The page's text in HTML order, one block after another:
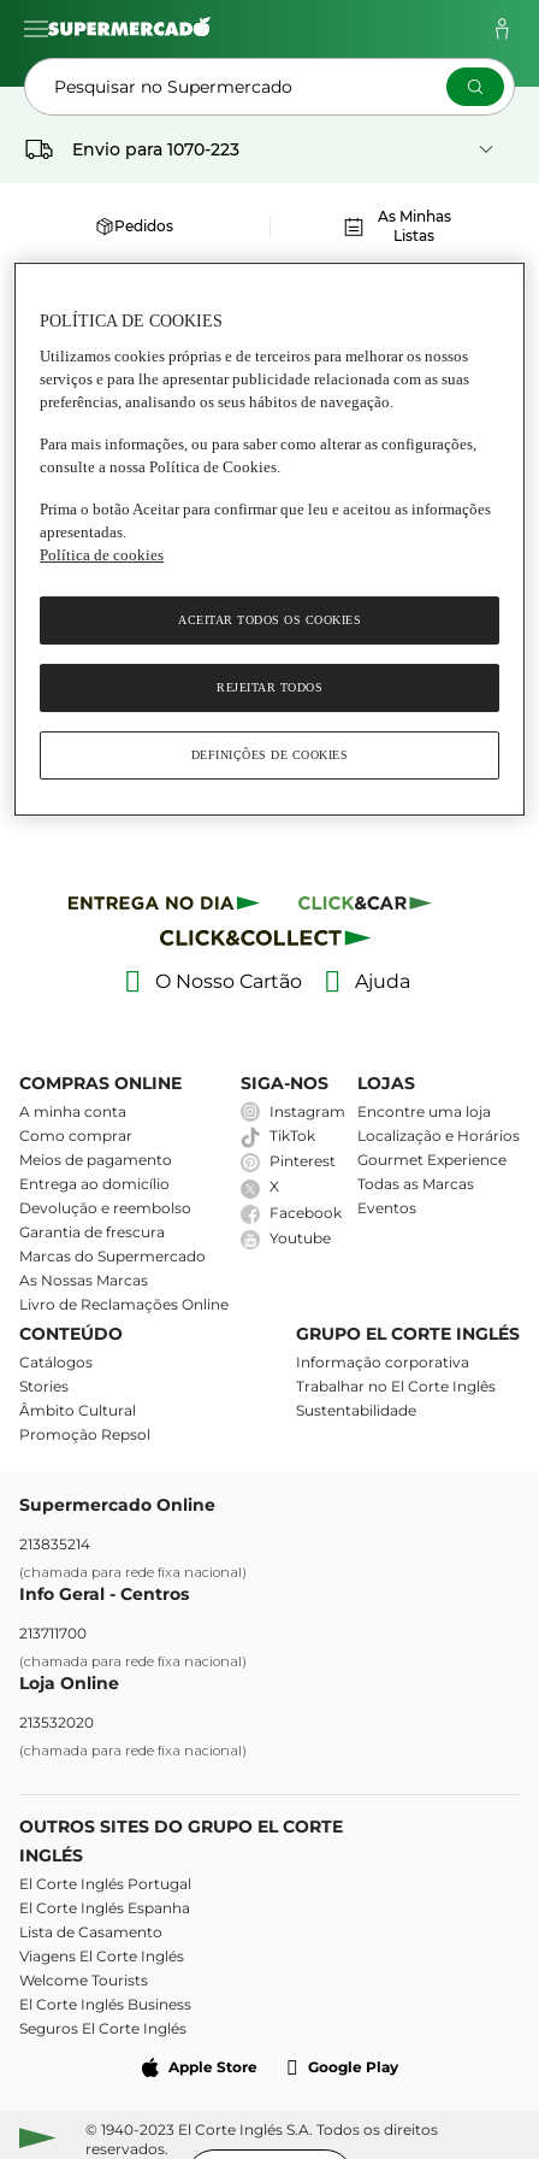
Pesquisar no Supermercado
Envio para 1070-223
Pedidos
As Minhas
Listas
Adicionar
12,05 €
Garrafa
O Nosso Cartão Ajuda
COMPRAS ONLINE
A minha conta
Como comprar
Meios de pagamento
Entrega ao domicílio
Devolução e reembolso
Garantia de frescura
Marcas do Supermercado
As Nossas Marcas
Livro de Reclamações Online
SIGA-NOS
Instagram
TikTok
Pinterest
X
Facebook
Youtube
LOJAS
Encontre uma loja
Localização e Horários
Gourmet Experience
Todas as Marcas
Eventos
CONTEÚDO
Catálogos
Stories
Âmbito Cultural
Promoção Repsol
GRUPO EL CORTE INGLÉS
Informação corporativa
Trabalhar no El Corte Inglês
Sustentabilidade
Supermercado Online
213835214
(chamada para rede fixa nacional)
Info Geral - Centros
213711700
(chamada para rede fixa nacional)
Loja Online
213532020
(chamada para rede fixa nacional)
OUTROS SITES DO GRUPO EL CORTE
INGLÉS
El Corte Inglés Portugal
El Corte Inglés Espanha
Lista de Casamento
Viagens El Corte Inglés
Welcome Tourists
El Corte Inglés Business
Seguros El Corte Inglés
Apple Store Google Play
© 1940-2023 El Corte Inglés S.A. Todos os direitos
reservados.
POLÍTICA DE COOKIES
Utilizamos cookies próprias e de terceiros para melhorar os nossos
serviços e para lhe apresentar publicidade relacionada com as suas
preferências, analisando os seus hábitos de navegação.
Para mais informações, ou para saber como alterar as configurações,
consulte a nossa Política de Cookies.
Prima o botão Aceitar para confirmar que leu e aceitou as informações
apresentadas.
Política de cookies
REJEITAR TODOS
ACEITAR TODOS OS COOKIES
DEFINIÇÕES DE COOKIES